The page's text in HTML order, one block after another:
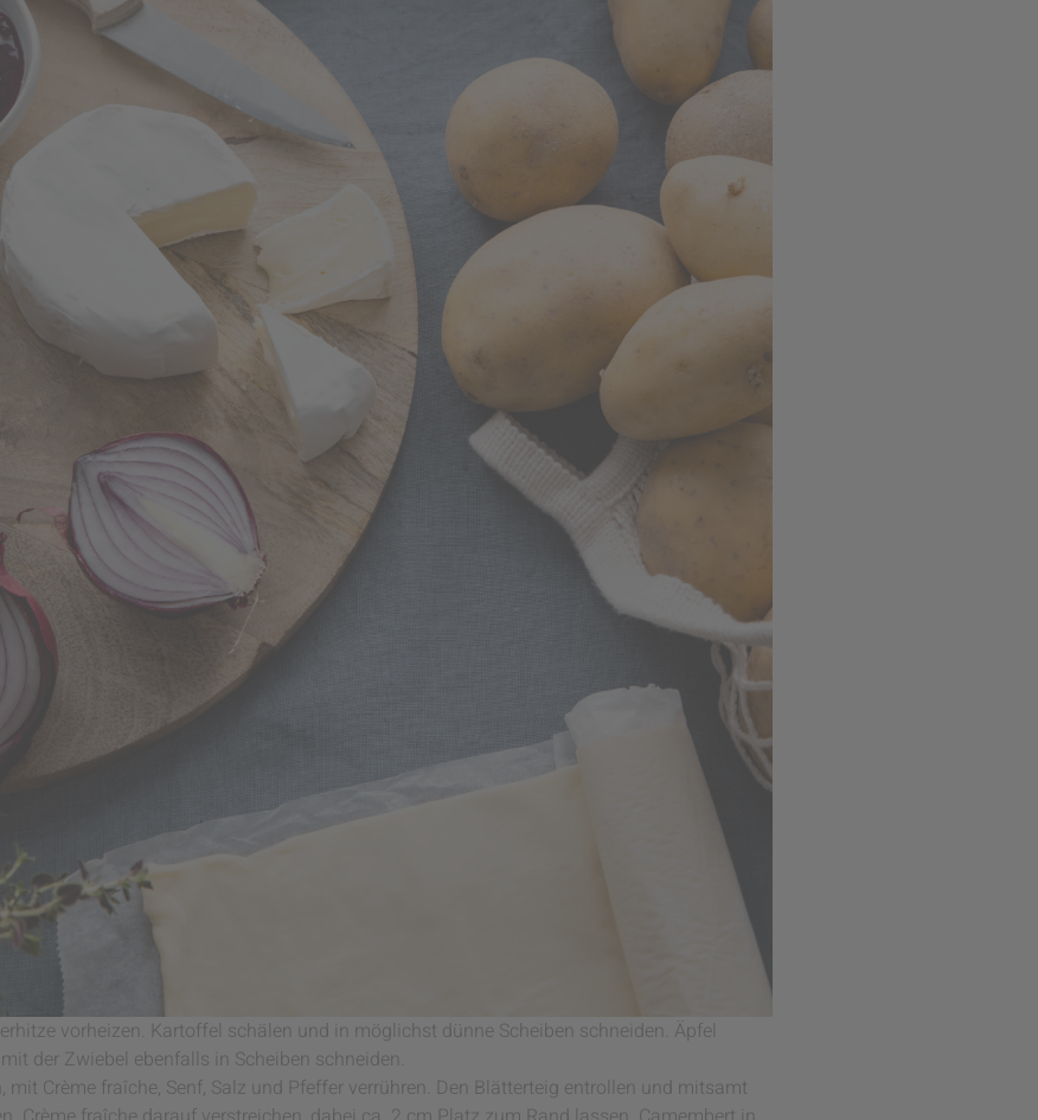
vorheizen. Kartoffel schälen und in möglichst dünne Scheiben schneiden. Äpfel
der Zwiebel ebenfalls in Scheiben schneiden.
Crème fraîche, Senf, Salz und Pfeffer verrühren. Den Blätterteig entrollen und mitsamt